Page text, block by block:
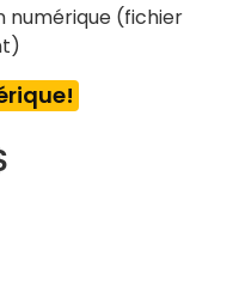
numérique (fichier